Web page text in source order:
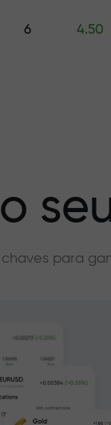
6 4.50
para